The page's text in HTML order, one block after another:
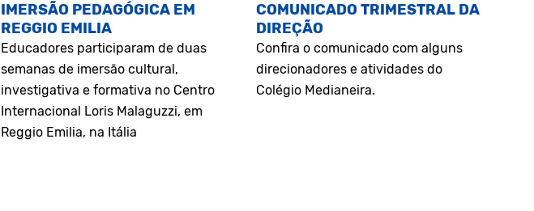
IMERSÃO PEDAGÓGICA EM
REGGIO EMILIA
Educadores participaram de duas
semanas de imersão cultural,
investigativa e formativa no Centro
Internacional Loris Malaguzzi, em
Reggio Emilia, na Itália
COMUNICADO TRIMESTRAL DA
DIREÇÃO
Confira o comunicado com alguns
direcionadores e atividades do
Colégio Medianeira.